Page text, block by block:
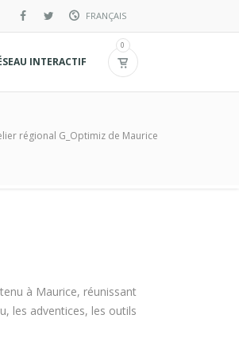
FRANÇAIS
Spanish
INTERACTIF
0
régional G_Optimiz de Maurice
à Maurice, réunissant
les adventices, les outils